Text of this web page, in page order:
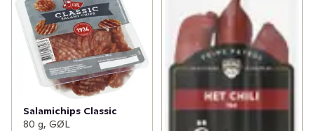
Salamichips Classic
80 g, GØL